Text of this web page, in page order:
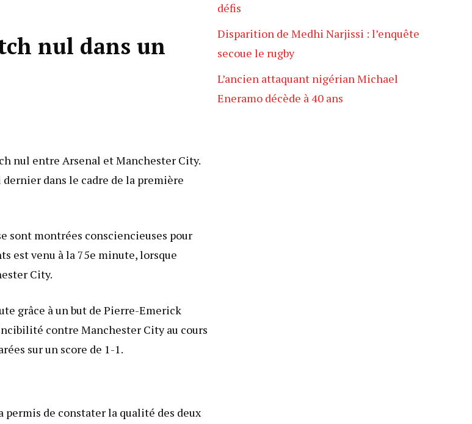
nul dans un
nul entre Arsenal et Manchester City.
dans le cadre de la première
sont montrées consciencieuses pour
est venu à la 75e minute, lorsque
City.
grâce à un but de Pierre-Emerick
contre Manchester City au cours
sur un score de 1-1.
de constater la qualité des deux
défis
Disparition de Medhi Narjissi : l’enquête
secoue le rugby
L’ancien attaquant nigérian Michael
Eneramo décède à 40 ans